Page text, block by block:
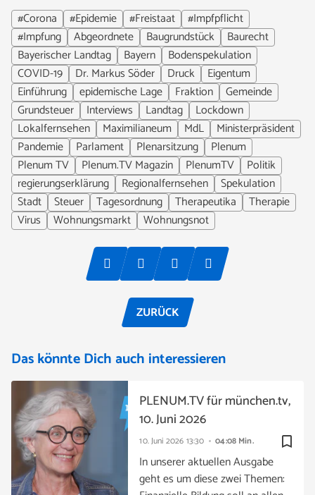
#Corona
#Epidemie #Freistaat
#Impfpflicht
#Impfung
Abgeordnete Baugrundstück
Baurecht
Bayerischer Landtag
Bayern
Bodenspekulation
COVID-19
Dr. Markus Söder Druck
Eigentum
Einführung
epidemische Lage Fraktion
Gemeinde
Grundsteuer
Interviews Landtag
Lockdown
Lokalfernsehen
Maximilianeum MdL
Ministerpräsident
Pandemie
Parlament Plenarsitzung
Plenum
Plenum TV
Plenum.TV Magazin PlenumTV
Politik
regierungserklärung
Regionalfernsehen
Spekulation
Stadt
Steuer Tagesordnung Therapeutika
Therapie
Virus
Wohnungsmarkt Wohnungsnot
ZURÜCK
Das könnte Dich auch interessieren
bookmark_border
10. Juni 2026 13:30 04:08 Min.
PLENUM.TV für münchen.tv,
10. Juni 2026
In unserer aktuellen Ausgabe
geht es um diese zwei Themen: